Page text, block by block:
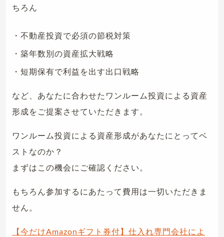
ちろん
・不動産投資で必須の節税対策
・築年数別の資産拡大戦略
・短期保有で利益を出す出口戦略
など、あなたに合わせたワンルーム投資による資産
形成をご提案させていただきます。
ワンルーム投資による資産形成があなたにとってベ
ストなのか？
まずはこの機会にご確認ください。
もちろん参加するにあたって費用は一切いただきま
せん。
【今だけAmazonギフト券付】仕入れ専門会社によ